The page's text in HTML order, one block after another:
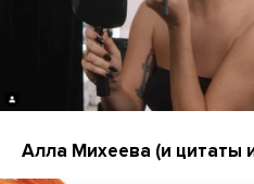
Алла Михеева (и цитаты